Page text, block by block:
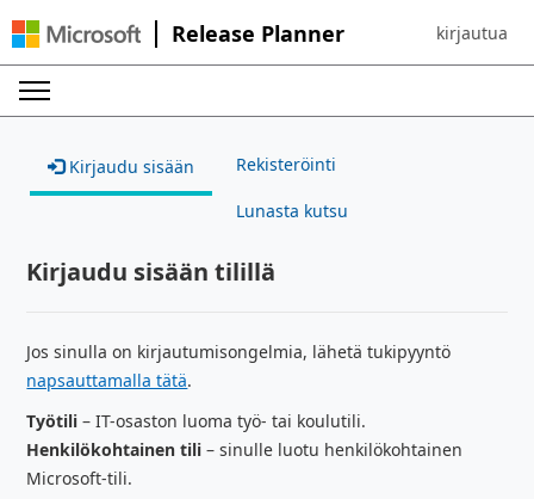
Release Planner Sign in to
kirjautua
Kirjaudu sisään Rekisteröinti
Lunasta kutsu
Kirjaudu sisään tilillä
Jos sinulla on kirjautumisongelmia, lähetä tukipyyntö
napsauttamalla tätä.
Työtili – IT-osaston luoma työ- tai koulutili.
Henkilökohtainen tili – sinulle luotu henkilökohtainen
Microsoft-tili.